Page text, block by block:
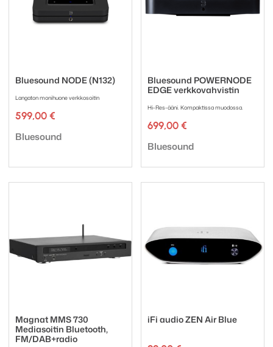
Bluesound NODE (N132)
Langaton monihuone verkkosoitin
599,00 €
Tuotemerkki:
Bluesound
Bluesound POWERNODE
EDGE verkkovahvistin
Hi-Res-ääni. Kompaktissa muodossa.
699,00 €
Tuotemerkki:
Bluesound
Magnat MMS 730
Mediasoitin Bluetooth,
FM/DAB+radio
iFi audio ZEN Air Blue